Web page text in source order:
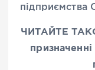
підприємства
ЧИТАЙТЕ